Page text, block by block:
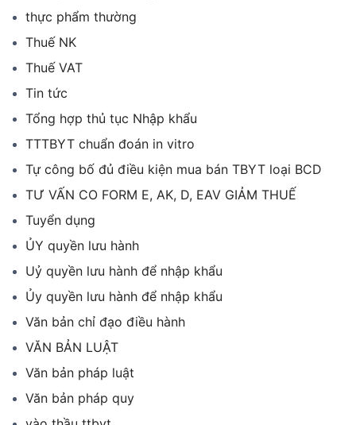
thực phẩm thường
Thuế NK
Thuế VAT
Tin tức
Tổng hợp thủ tục Nhập khẩu
TTTBYT chuẩn đoán in vitro
Tự công bố đủ điều kiện mua bán TBYT loại BCD
TƯ VẤN CO FORM E, AK, D, EAV GIẢM THUẾ
Tuyển dụng
ỦY quyền lưu hành
Uỷ quyền lưu hành để nhập khẩu
Ủy quyền lưu hành để nhập khẩu
Văn bản chỉ đạo điều hành
VĂN BẢN LUẬT
Văn bản pháp luật
Văn bản pháp quy